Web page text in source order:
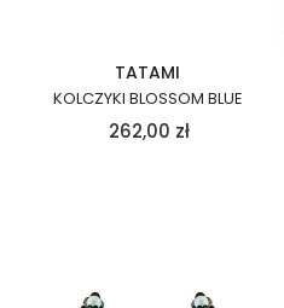
TATAMI
KOLCZYKI BLOSSOM BLUE
262,00 zł